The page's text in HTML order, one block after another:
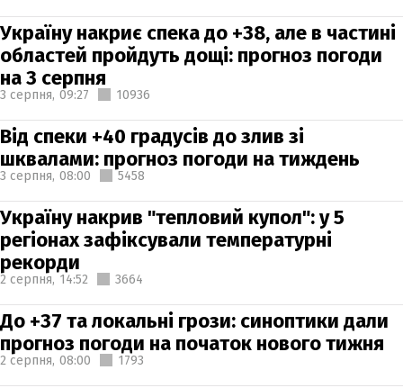
Україну накриє спека до +38, але в частині
областей пройдуть дощі: прогноз погоди
на 3 серпня
3 серпня, 09:27 10936
Від спеки +40 градусів до злив зі
шквалами: прогноз погоди на тиждень
3 серпня, 08:00 5458
Україну накрив "тепловий купол": у 5
регіонах зафіксували температурні
рекорди
2 серпня, 14:52 3664
До +37 та локальні грози: синоптики дали
прогноз погоди на початок нового тижня
2 серпня, 08:00 1793